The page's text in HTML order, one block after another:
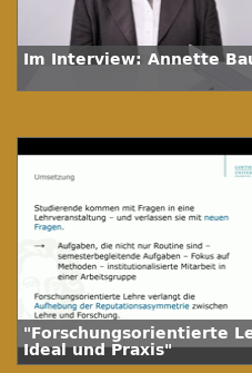
Im Interview: Annette
"Forschungsorientierte
Ideal und Praxis"